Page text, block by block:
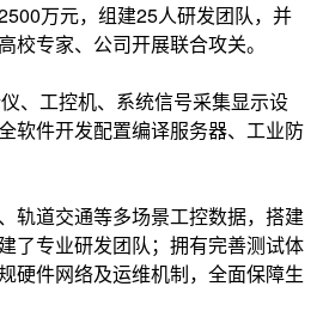
万元，组建25人研发团队，并
校专家、公司开展联合攻关。
、工控机、系统信号采集显示设
软件开发配置编译服务器、工业防
轨道交通等多场景工控数据，搭建
了专业研发团队；拥有完善测试体
硬件网络及运维机制，全面保障生